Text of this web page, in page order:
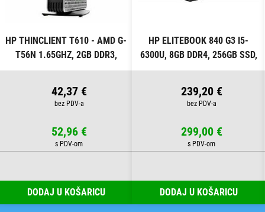
HP THINCLIENT T610 - AMD G-
T56N 1.65GHZ, 2GB DDR3,
16GB SSD, W7P COA
42,37 €
52,96 €
DODAJ U KOŠARICU
HP ELITEBOOK 840 G3 I5-
6300U, 8GB DDR4, 256GB SSD,
WIN PRO
239,20 €
299,00 €
DODAJ U KOŠARICU